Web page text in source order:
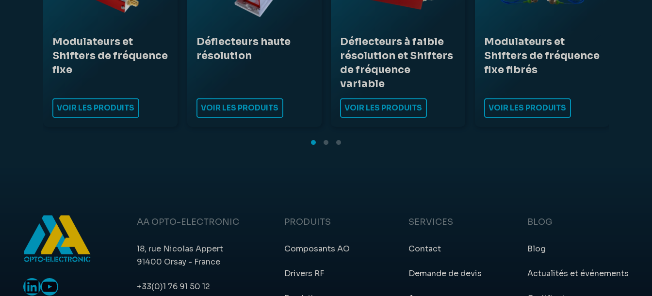
Modulateurs et
Shifters de fréquence
fixe
VOIR LES PRODUITS
Déflecteurs haute
résolution
VOIR LES PRODUITS
Déflecteurs à faible
résolution et Shifters
de fréquence
variable
VOIR LES PRODUITS
Modulateurs et
Shifters de fréquence
fixe fibrés
VOIR LES PRODUITS
LinkedIn
YouTube
AA OPTO-ELECTRONIC
18, rue Nicolas Appert
91400 Orsay - France
+33(0)1 76 91 50 12
PRODUITS
Composants AO
Drivers RF
SERVICES
Contact
Demande de devis
BLOG
Blog
Actualités et événements